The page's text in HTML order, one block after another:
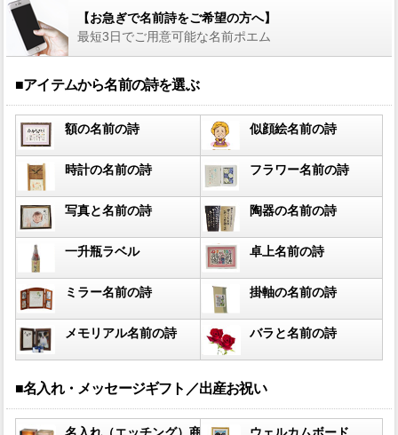
【お急ぎで名前詩をご希望の方へ】
最短3日でご用意可能な名前ポエム
■アイテムから名前の詩を選ぶ
額の名前の詩 似顔絵名前の詩
時計の名前の詩 フラワー名前の詩
写真と名前の詩 陶器の名前の詩
一升瓶ラベル 卓上名前の詩
ミラー名前の詩 掛軸の名前の詩
メモリアル名前の詩 バラと名前の詩
■名入れ・メッセージギフト／出産お祝い
名入れ（エッチング）商品 ウェルカムボード